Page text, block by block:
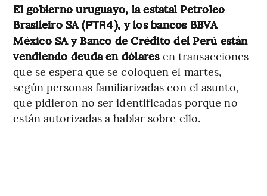
El gobierno uruguayo, la estatal Petroleo
Brasileiro SA (PTR4), y los bancos BBVA
México SA y Banco de Crédito del Perú están
vendiendo deuda en dólaresen transacciones
que se espera que se coloquen el martes,
según personas familiarizadas con el asunto,
que pidieron no ser identificadas porque no
están autorizadas a hablar sobre ello.